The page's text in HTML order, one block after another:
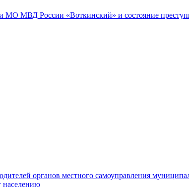
МО МВД России «Воткинский» и состояние
органов местного самоуправления
населению